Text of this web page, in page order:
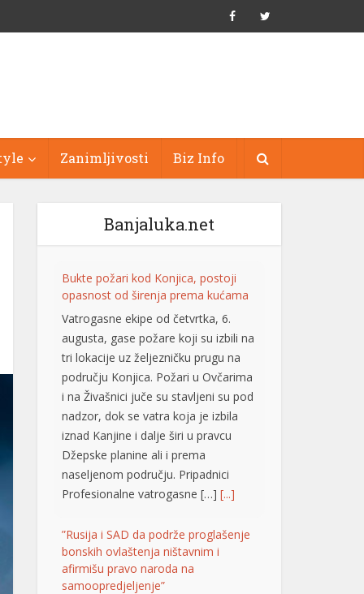
Zanimljivosti Biz Info
Banjaluka.net
Bukte požari kod Konjica, postoji
opasnost od širenja prema kućama
Vatrogasne ekipe od četvrtka, 6.
augusta, gase požare koji su izbili na
tri lokacije uz željezničku prugu na
području Konjica. Požari u Ovčarima
i na Živašnici juče su stavljeni su pod
nadzor, dok se vatra koja je izbila
iznad Kanjine i dalje širi u pravcu
Džepske planine ali i prema
naseljenom području. Pripadnici
Profesionalne vatrogasne […] [...]
”Rusija i SAD da podrže proglašenje
bonskih ovlaštenja ništavnim i
afirmišu pravo naroda na
samoopredjeljenje”